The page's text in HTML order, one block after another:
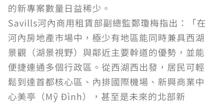
的新專案數量日益稀少。
Savills河內商用租賃部副總監鄭瓊梅指出：「在
河內房地產市場中，極少有地區能同時兼具西湖
景觀（湖景視野）與鄰近主要幹道的優勢，並能
便捷連通多個行政區。從西湖西出發，居民可輕
鬆到達首都核心區、內排國際機場、新興商業中
心美亭（Mỹ Đình），甚至是未來的北部新